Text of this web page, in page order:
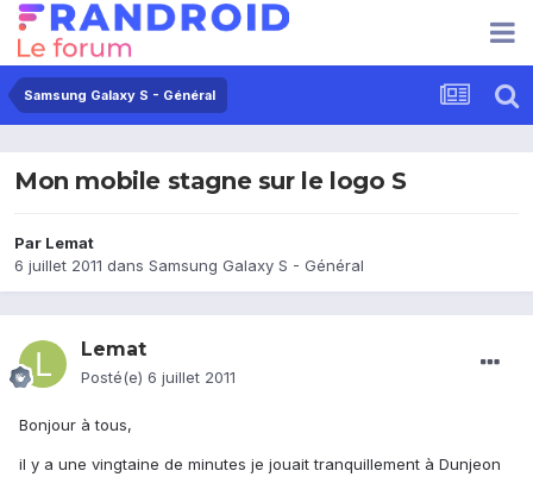
Samsung Galaxy S - Général
Mon mobile stagne sur le logo S
Par Lemat
6 juillet 2011 dans Samsung Galaxy S - Général
Lemat
Posté(e) 6 juillet 2011
Bonjour à tous,
il y a une vingtaine de minutes je jouait tranquillement à Dunjeon